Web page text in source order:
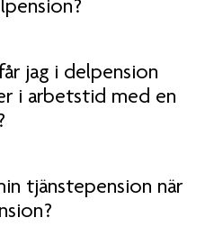
jag i delpension
i arbetstid med en
tjänstepension när